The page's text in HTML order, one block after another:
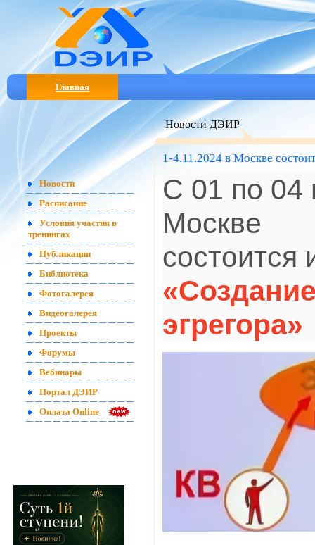
Главная
Новости
Расписание
Условия участия в
тренингах
Публикации
Библиотека
Фотогалерея
Видеогалерея
Проекты
Форумы
Вебинары
Портал ДЭИР
Оплата Online
Новости ДЭИР
1-4.11.2024 в Москве
С 01 по 04
Москве
состоится
эгрегора»